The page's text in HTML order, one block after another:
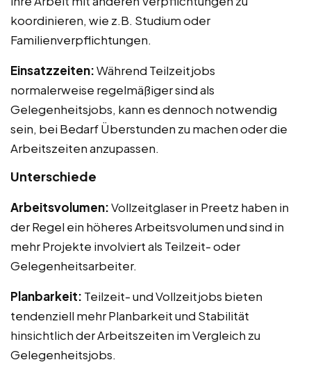
koordinieren, wie z.B. Studium oder
Familienverpflichtungen.
Einsatzzeiten:Während Teilzeitjobs
normalerweise regelmäßiger sind als
Gelegenheitsjobs, kann es dennoch notwendig
sein, bei Bedarf Überstunden zu machen oder die
Arbeitszeiten anzupassen.
Unterschiede
Arbeitsvolumen:Vollzeitglaser in Preetz haben in
der Regel ein höheres Arbeitsvolumen und sind in
mehr Projekte involviert als Teilzeit- oder
Gelegenheitsarbeiter.
Planbarkeit: Teilzeit- und Vollzeitjobs bieten
tendenziell mehr Planbarkeit und Stabilität
hinsichtlich der Arbeitszeiten im Vergleich zu
Gelegenheitsjobs.